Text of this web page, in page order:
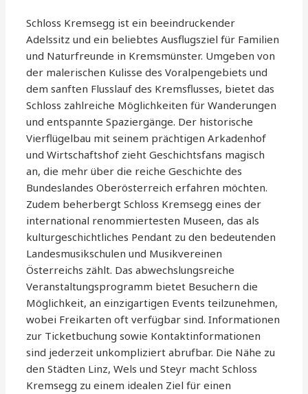
Schloss Kremsegg ist ein beeindruckender
Adelssitz und ein beliebtes Ausflugsziel für Familien
und Naturfreunde in Kremsmünster. Umgeben von
der malerischen Kulisse des Voralpengebiets und
dem sanften Flusslauf des Kremsflusses, bietet das
Schloss zahlreiche Möglichkeiten für Wanderungen
und entspannte Spaziergänge. Der historische
Vierflügelbau mit seinem prächtigen Arkadenhof
und Wirtschaftshof zieht Geschichtsfans magisch
an, die mehr über die reiche Geschichte des
Bundeslandes Oberösterreich erfahren möchten.
Zudem beherbergt Schloss Kremsegg eines der
international renommiertesten Museen, das als
kulturgeschichtliches Pendant zu den bedeutenden
Landesmusikschulen und Musikvereinen
Österreichs zählt. Das abwechslungsreiche
Veranstaltungsprogramm bietet Besuchern die
Möglichkeit, an einzigartigen Events teilzunehmen,
wobei Freikarten oft verfügbar sind. Informationen
zur Ticketbuchung sowie Kontaktinformationen
sind jederzeit unkompliziert abrufbar. Die Nähe zu
den Städten Linz, Wels und Steyr macht Schloss
Kremsegg zu einem idealen Ziel für einen